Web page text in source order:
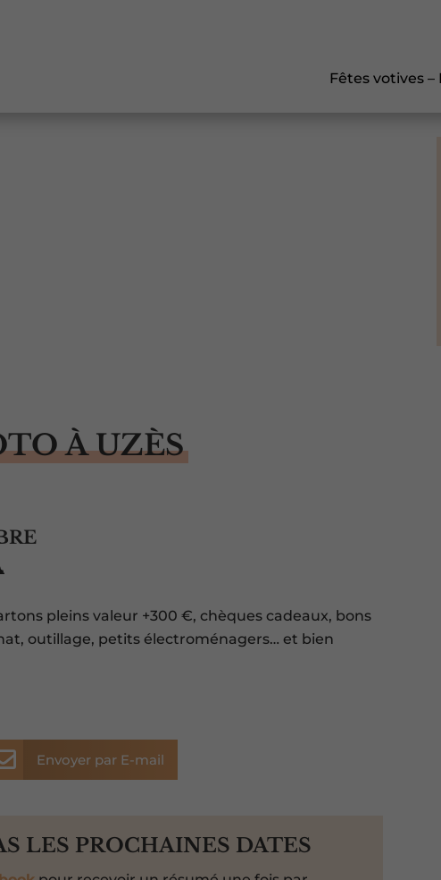
Fêtes votives –
À UZÈS
pleins valeur +300 €, chèques cadeaux, bons
outillage, petits électroménagers… et bien
Envoyer par E-mail
LES PROCHAINES DATES